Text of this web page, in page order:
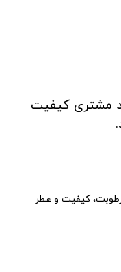
مشتری کیفیت
کیفیت و عطر